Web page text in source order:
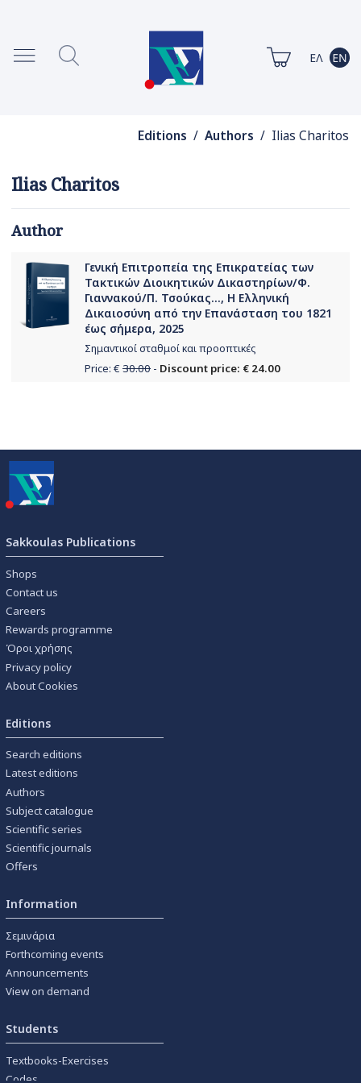
Editions / Authors / Ilias Charitos
Ilias Charitos
Author
Γενική Επιτροπεία της Επικρατείας των
Τακτικών Διοικητικών Δικαστηρίων/Φ.
Γιαννακού/Π. Τσούκας..., Η Ελληνική
Δικαιοσύνη από την Eπανάσταση του 1821
έως σήμερα, 2025
Σημαντικοί σταθμοί και προοπτικές
Price: € 30.00 - Discount price: € 24.00
Sakkoulas Publications
Shops
Contact us
Careers
Rewards programme
Όροι χρήσης
Privacy policy
About Cookies
Editions
Search editions
Latest editions
Authors
Subject catalogue
Scientific series
Scientific journals
Offers
Information
Σεμινάρια
Forthcoming events
Announcements
View on demand
Students
Textbooks-Exercises
Codes